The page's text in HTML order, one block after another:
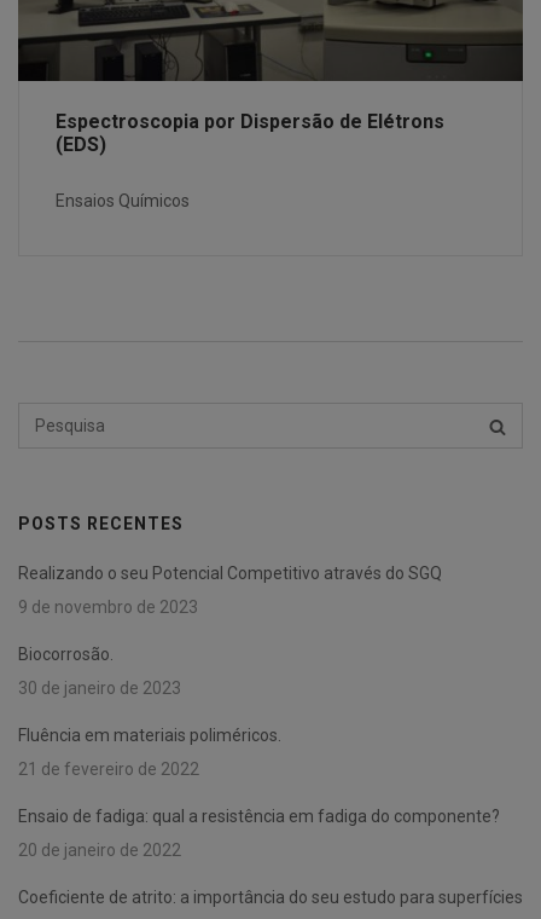
Espectroscopia por Dispersão de Elétrons
(EDS)
Ensaios Químicos
POSTS RECENTES
Realizando o seu Potencial Competitivo através do SGQ
9 de novembro de 2023
Biocorrosão.
30 de janeiro de 2023
Fluência em materiais poliméricos.
21 de fevereiro de 2022
Ensaio de fadiga: qual a resistência em fadiga do componente?
20 de janeiro de 2022
Coeficiente de atrito: a importância do seu estudo para superfícies